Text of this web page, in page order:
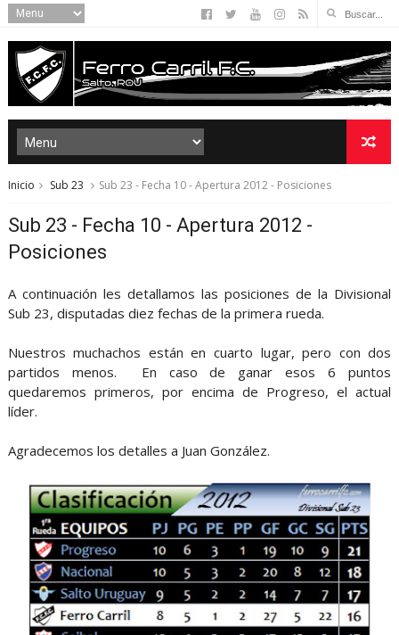
Inicio Sub 23 Sub 23 - Fecha 10 - Apertura 2012 - Posiciones
Sub 23 - Fecha 10 - Apertura 2012 -
Posiciones
A continuación les detallamos las posiciones de la Divisional
Sub 23, disputadas diez fechas de la primera rueda.
Nuestros muchachos están en cuarto lugar, pero con dos
partidos menos. En caso de ganar esos 6 puntos
quedaremos primeros, por encima de Progreso, el actual
líder.
Agradecemos los detalles a Juan González.